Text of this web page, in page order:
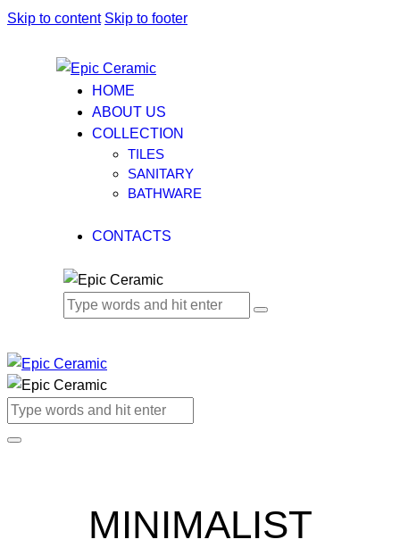
Skip to content Skip to footer
HOME
ABOUT US
COLLECTION
TILES
SANITARY
BATHWARE
CONTACTS
MINIMALIST